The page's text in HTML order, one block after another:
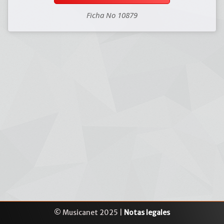
Ficha No 10879
© Musicanet 2025 | Notas legales